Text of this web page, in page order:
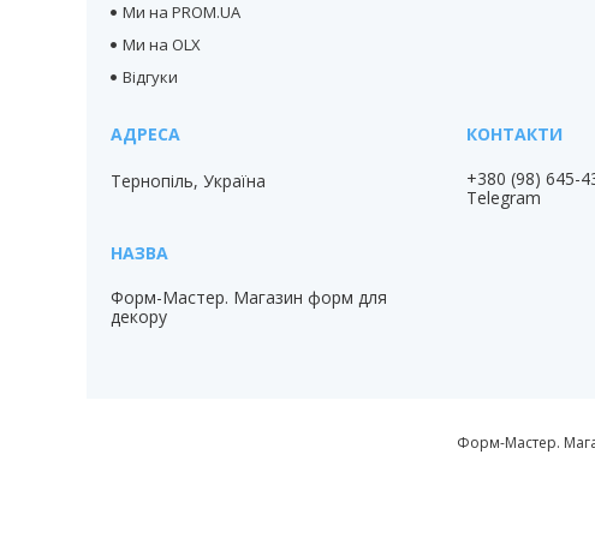
Ми на PROM.UA
Ми на OLX
Відгуки
Тернопіль, Україна
Форм-Мастер. Магазин форм для
декору
+380 (98) 645-
Telegram